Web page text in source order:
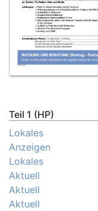
Teil 1 (HP)
Lokales
Anzeigen
Lokales
Aktuell
Aktuell
Aktuell